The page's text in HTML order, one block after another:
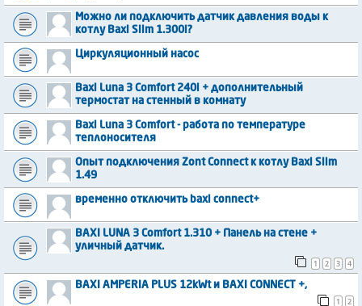
Можно ли подключить датчик давления воды к
котлу Baxi Slim 1.300i?
Циркуляционный насос
Baxi Luna 3 Comfort 240i + дополнительный
термостат на стенный в комнату
Baxi Luna 3 Comfort - работа по температуре
теплоносителя
Опыт подключения Zont Connect к котлу Baxi Slim
1.49
временно отключить baxi connect+
BAXI LUNA 3 Comfort 1.310 + Панель на стене +
уличный датчик.
1
2 3 4
BAXI AMPERIA PLUS 12kWt и BAXI CONNECT +,
1
2